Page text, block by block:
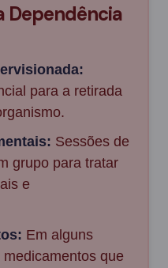
Dependência
para a retirada
Sessões de
grupo para tratar
e
Em alguns
que